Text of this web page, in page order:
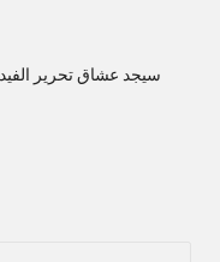
سيجد عشاق تحرير